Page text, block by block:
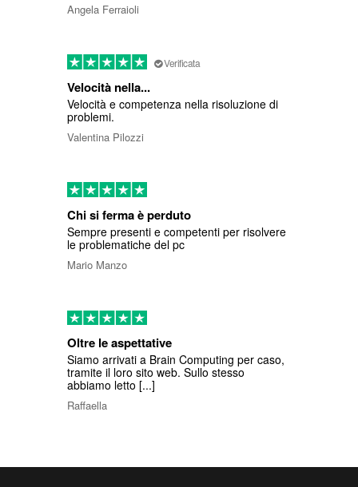
Angela Ferraioli
Verificata
Velocità nella...
Velocità e competenza nella risoluzione di
problemi.
Valentina Pilozzi
Chi si ferma è perduto
Sempre presenti e competenti per risolvere
le problematiche del pc
Mario Manzo
Oltre le aspettative
Siamo arrivati a Brain Computing per caso,
tramite il loro sito web. Sullo stesso
abbiamo letto [...]
Raffaella